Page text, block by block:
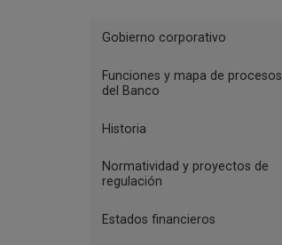
Menu
Banco
Gobierno corporativo
Funciones y mapa de procesos
del Banco
Historia
Normatividad y proyectos de
regulación
Estados financieros